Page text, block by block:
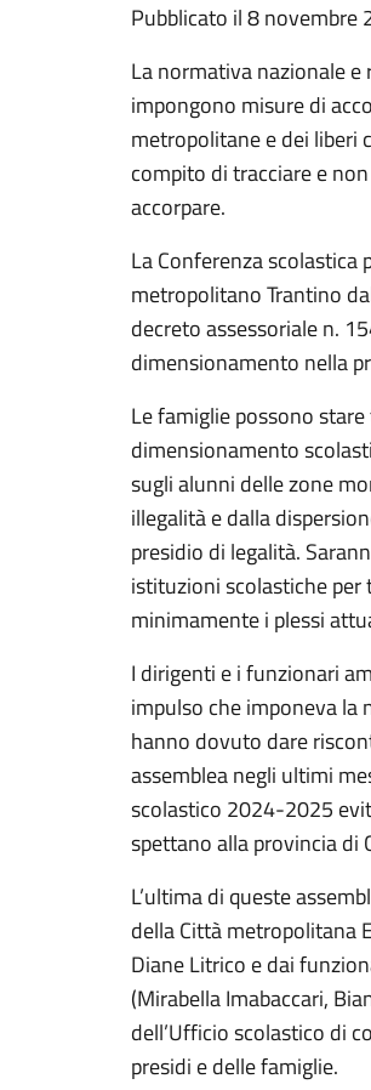
Pubblicato il 8 novembre
La normativa nazionale
impongono misure di
metropolitane e dei liberi
compito di tracciare e
accorpare.
La Conferenza scolastica
metropolitano Trantino
decreto assessoriale n.
dimensionamento nella
Le famiglie possono
dimensionamento
sugli alunni delle zone
illegalità e dalla
presidio di legalità.
istituzioni scolastiche per
minimamente i plessi
I dirigenti e i funzionari
impulso che imponeva la
hanno dovuto dare
assemblea negli ultimi
scolastico 2024-2025
spettano alla provincia di
L’ultima di queste
della Città metropolitana
Diane Litrico e dai
(Mirabella Imabaccari,
dell’Ufficio scolastico di
presidi e delle famiglie.